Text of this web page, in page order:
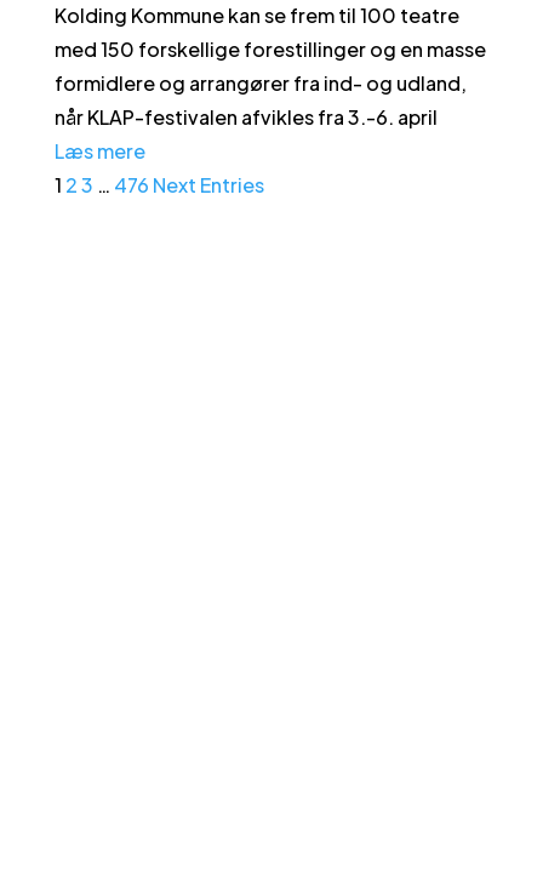
Kolding Kommune kan se frem til 100 teatre
med 150 forskellige forestillinger og en masse
formidlere og arrangører fra ind- og udland,
når KLAP-festivalen afvikles fra 3.-6. april
Læs mere
1 23 … 476 Next Entries